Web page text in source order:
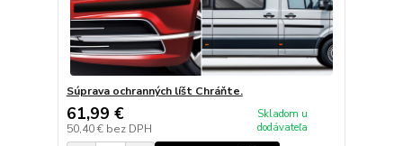
Súprava ochranných líšt Chráňte.
61,99 €
50,40 € bez DPH
Skladom u
dodávateľa